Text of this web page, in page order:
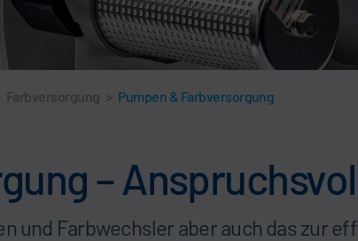
Farbversorgung > Pumpen & Farbversorgung
–
und Farbwechsler aber auch das zur